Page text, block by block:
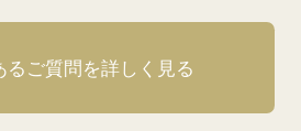
るご質問を詳しく見る